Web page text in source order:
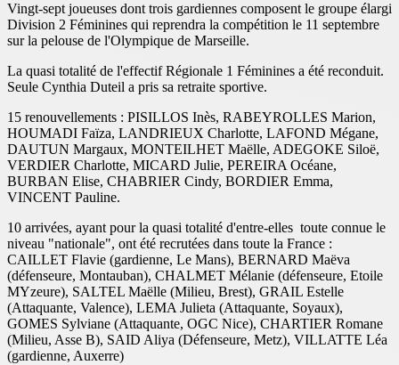
Vingt-sept joueuses dont trois gardiennes composent le groupe élargi
Division 2 Féminines qui reprendra la compétition le 11 septembre
sur la pelouse de l'Olympique de Marseille.
La quasi totalité de l'effectif Régionale 1 Féminines a été reconduit.
Seule Cynthia Duteil a pris sa retraite sportive.
15 renouvellements : PISILLOS Inès, RABEYROLLES Marion,
HOUMADI Faïza, LANDRIEUX Charlotte, LAFOND Mégane,
DAUTUN Margaux, MONTEILHET Maëlle, ADEGOKE Siloë,
VERDIER Charlotte, MICARD Julie, PEREIRA Océane,
BURBAN Elise, CHABRIER Cindy, BORDIER Emma,
VINCENT Pauline.
10 arrivées, ayant pour la quasi totalité d'entre-elles toute connue le
niveau "nationale", ont été recrutées dans toute la France :
CAILLET Flavie (gardienne, Le Mans), BERNARD Maëva
(défenseure, Montauban), CHALMET Mélanie (défenseure, Etoile
MYzeure), SALTEL Maëlle (Milieu, Brest), GRAIL Estelle
(Attaquante, Valence), LEMA Julieta (Attaquante, Soyaux),
GOMES Sylviane (Attaquante, OGC Nice), CHARTIER Romane
(Milieu, Asse B), SAID Aliya (Défenseure, Metz), VILLATTE Léa
(gardienne, Auxerre)